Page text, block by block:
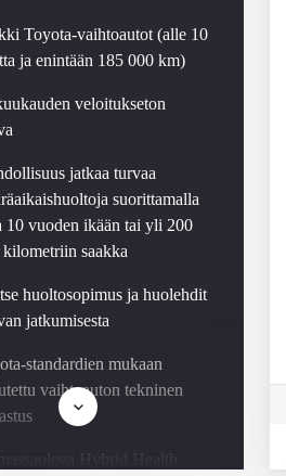
Toyota-vaihtoautot (alle 10
ja enintään 185 000 km)
veloitukseton
jatkaa turvaa
suorittamalla
10 vuoden ikään tai yli 200
saakka
huoltosopimus ja huolehdit
jatkumisesta
standardien mukaan
vaihtoauton tekninen
Hybrid Health